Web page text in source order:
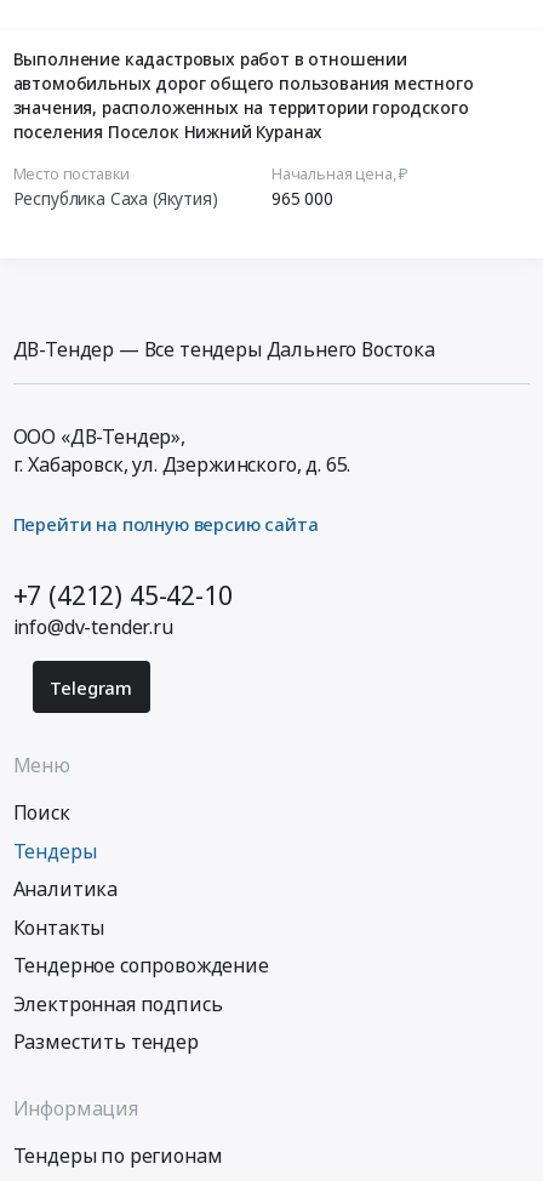
Выполнение кадастровых работ в отношении
автомобильных дорог общего пользования местного
значения, расположенных на территории городского
поселения Поселок Нижний Куранах
Место поставки
Республика Саха (Якутия)
Начальная цена, ₽
965 000
ДВ-Тендер — Все тендеры Дальнего Востока
ООО «ДВ-Тендер»,
г. Хабаровск,ул. Дзержинского, д. 65.
Перейти на полную версию сайта
+7 (4212) 45-42-10
info@dv-tender.ru
Telegram
Меню
Поиск
Тендеры
Аналитика
Контакты
Тендерное сопровождение
Электронная подпись
Разместить тендер
Информация
Тендеры по регионам